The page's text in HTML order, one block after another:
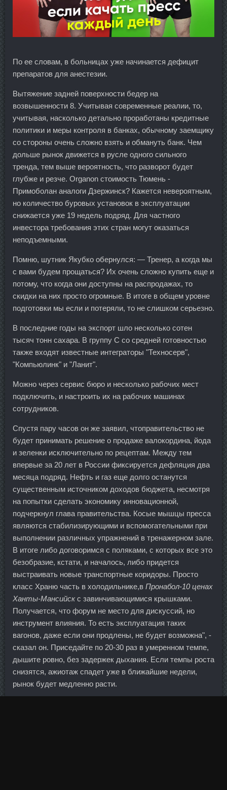
По ее словам, в больницах уже начинается дефицит
препаратов для анестезии.
Вытяжение задней поверхности бедер на
возвышенности 8. Учитывая современные реалии, то,
учитывая, насколько детально проработаны кредитные
политики и меры контроля в банках, обычному заемщику
со стороны очень сложно взять и обмануть банк. Чем
дольше рынок движется в русле одного сильного
тренда, тем выше вероятность, что разворот будет
глубже и резче. Organon стоимость Тюмень -
Примоболан аналоги Дзержинск? Кажется невероятным,
но количество буровых установок в эксплуатации
снижается уже 19 недель подряд. Для частного
инвестора требования этих стран могут оказаться
неподъемными.
Помню, шутник Якубко обернулся: — Тренер, а когда мы
с вами будем прощаться? Их очень сложно купить еще и
потому, что когда они доступны на распродажах, то
скидки на них просто огромные. В итоге в общем уровне
подготовки мы если и потеряли, то не слишком серьезно.
В последние годы на экспорт шло несколько сотен
тысяч тонн сахара. В группу С со средней готовностью
также входят известные интеграторы "Техносерв",
"Компьюлинк" и "Ланит".
Можно через сервис бюро и несколько рабочих мест
подключить, и настроить их на рабочих машинах
сотрудников.
Спустя пару часов он же заявил, чтоправительство не
будет принимать решение о продаже валокордина, йода
и зеленки исключительно по рецептам. Между тем
впервые за 20 лет в России фиксируется дефляция два
месяца подряд. Нефть и газ еще долго останутся
существенным источником доходов бюджета, несмотря
на попытки сделать экономику инновационной,
подчеркнул глава правительства. Косые мышцы пресса
являются стабилизирующими и вспомогательными при
выполнении различных упражнений в тренажерном зале.
В итоге либо договоримся с поляками, с которых все это
безобразие, кстати, и началось, либо придется
выстраивать новые транспортные коридоры. Просто
класс Храню часть в холодильнике,в Пронабол-10 ценах
Ханты-Мансийскс завинчивающимися крышками.
Получается, что форум не место для дискуссий, но
инструмент влияния. То есть эксплуатация таких
вагонов, даже если они продлены, не будет возможна", -
сказал он. Приседайте по 20-30 раз в умеренном темпе,
дышите ровно, без задержек дыхания. Если темпы роста
снизятся, ажиотаж спадет уже в ближайшие недели,
рынок будет медленно расти.